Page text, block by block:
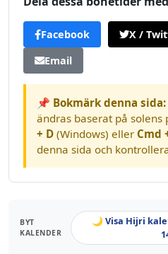
Facebook X /
Email
📌 Bokmärk denna sida:
ändras baserat på solens
+ D (Windows) eller Cmd
denna sida och
BYT
KALENDER
🌙 Visa Hijri